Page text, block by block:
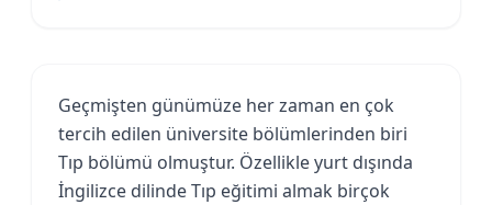
Geçmişten günümüze her zaman en çok
tercih edilen üniversite bölümlerinden biri
Tıp bölümü olmuştur. Özellikle yurt dışında
İngilizce dilinde Tıp eğitimi almak birçok